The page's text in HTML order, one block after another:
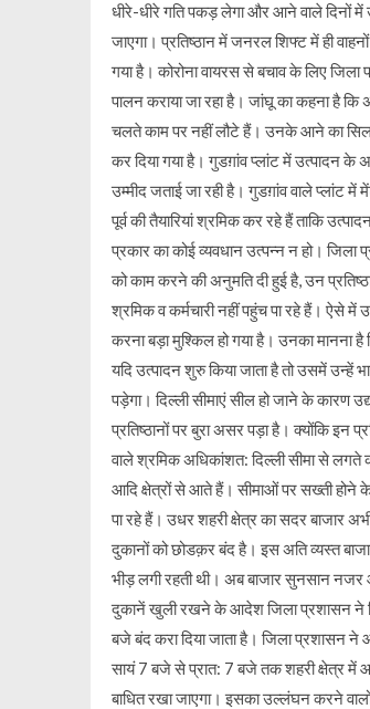
धीरे-धीरे गति पकड़ लेगा और आने वाले दिनों में
जाएगा। प्रतिष्ठान में जनरल शिफ्ट में ही
गया है। कोरोना वायरस से बचाव के लिए जिला
पालन कराया जा रहा है। जांघू का कहना है
चलते काम पर नहीं लौटे हैं। उनके आने का
कर दिया गया है। गुडग़ांव प्लांट में उत्पादन के
उम्मीद जताई जा रही है। गुडग़ांव वाले प्लांट में
पूर्व की तैयारियां श्रमिक कर रहे हैं ताकि
प्रकार का कोई व्यवधान उत्पन्न न हो। जिला
को काम करने की अनुमति दी हुई है, उन
श्रमिक व कर्मचारी नहीं पहुंच पा रहे हैं। ऐसे
करना बड़ा मुश्किल हो गया है। उनका मानना
यदि उत्पादन शुरु किया जाता है तो उसमें उन्हें
पड़ेगा। दिल्ली सीमाएं सील हो जाने के कारण
प्रतिष्ठानों पर बुरा असर पड़ा है। क्योंकि इन
वाले श्रमिक अधिकांशत: दिल्ली सीमा से
आदि क्षेत्रों से आते हैं। सीमाओं पर सख्ती होने
पा रहे हैं। उधर शहरी क्षेत्र का सदर बाजार
दुकानों को छोडक़र बंद है। इस अति व्यस्त
भीड़ लगी रहती थी। अब बाजार सुनसान नजर
दुकानें खुली रखने के आदेश जिला प्रशासन ने
बजे बंद करा दिया जाता है। जिला प्रशासन ने
सायं 7 बजे से प्रात: 7 बजे तक शहरी क्षेत्र में
बाधित रखा जाएगा। इसका उल्लंघन करने वालों